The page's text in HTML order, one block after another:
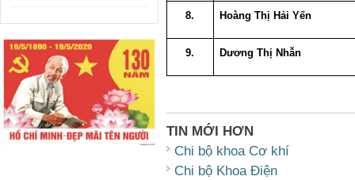
8. Hoàng Thị Hải Yến
9. Dương Thị Nhẫn
TIN MỚI HƠN
Chi bộ khoa Cơ khí
Chi bộ Khoa Điện